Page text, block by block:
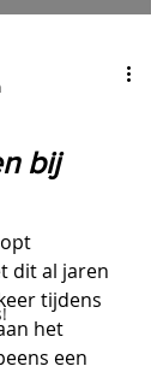
bij
dit al jaren
tijdens
het
een